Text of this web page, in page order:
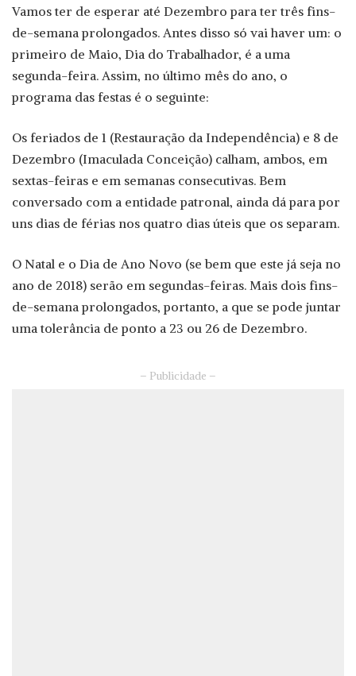
Vamos ter de esperar até Dezembro para ter três fins-
de-semana prolongados. Antes disso só vai haver um: o
primeiro de Maio, Dia do Trabalhador, é a uma
segunda-feira. Assim, no último mês do ano, o
programa das festas é o seguinte:
Os feriados de 1 (Restauração da Independência) e 8 de
Dezembro (Imaculada Conceição) calham, ambos, em
sextas-feiras e em semanas consecutivas. Bem
conversado com a entidade patronal, ainda dá para por
uns dias de férias nos quatro dias úteis que os separam.
O Natal e o Dia de Ano Novo (se bem que este já seja no
ano de 2018) serão em segundas-feiras. Mais dois fins-
de-semana prolongados, portanto, a que se pode juntar
uma tolerância de ponto a 23 ou 26 de Dezembro.
– Publicidade –